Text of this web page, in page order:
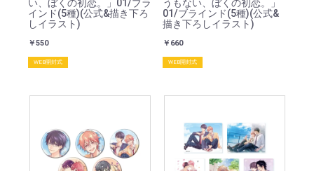
い、ぼくの初恋。」01/ブラ
インド(5種)(公式&描き下ろ
しイラスト)
￥550
WEB開封式
うもない、ぼくの初恋。」
01/ブラインド(5種)(公式&
描き下ろしイラスト)
￥660
WEB開封式